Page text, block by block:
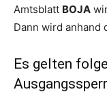
Amtsblatt BOJA
Dann wird anhand
Es gelten